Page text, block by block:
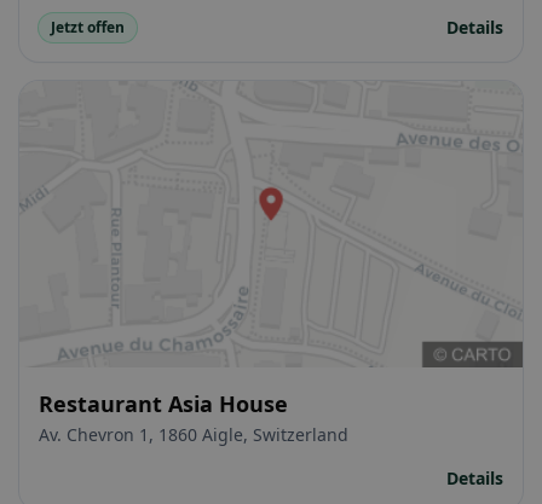
Jetzt offen Details
Restaurant Asia House
Av. Chevron 1, 1860 Aigle, Switzerland
Details